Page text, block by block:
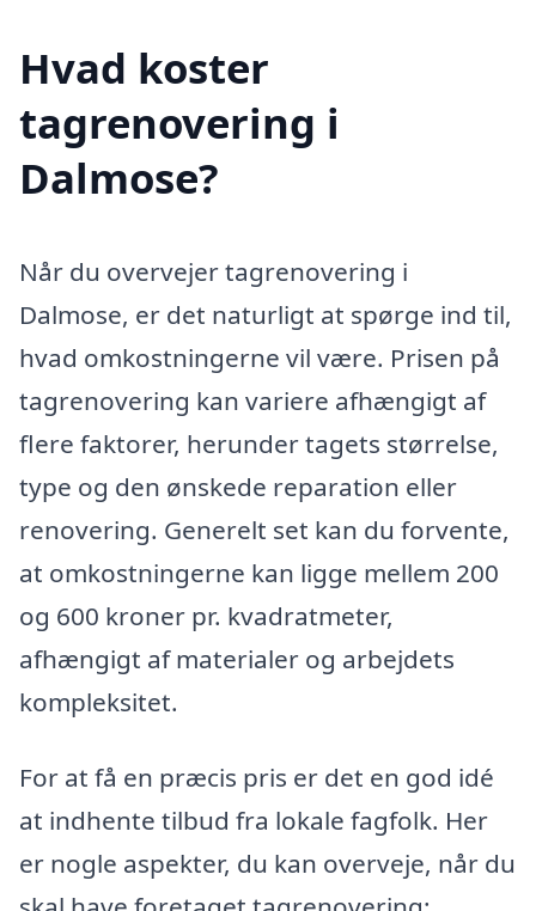
Hvad koster
tagrenovering i
Dalmose?
Når du overvejer tagrenovering i
Dalmose, er det naturligt at spørge ind til,
hvad omkostningerne vil være. Prisen på
tagrenovering kan variere afhængigt af
flere faktorer, herunder tagets størrelse,
type og den ønskede reparation eller
renovering. Generelt set kan du forvente,
at omkostningerne kan ligge mellem 200
og 600 kroner pr. kvadratmeter,
afhængigt af materialer og arbejdets
kompleksitet.
For at få en præcis pris er det en god idé
at indhente tilbud fra lokale fagfolk. Her
er nogle aspekter, du kan overveje, når du